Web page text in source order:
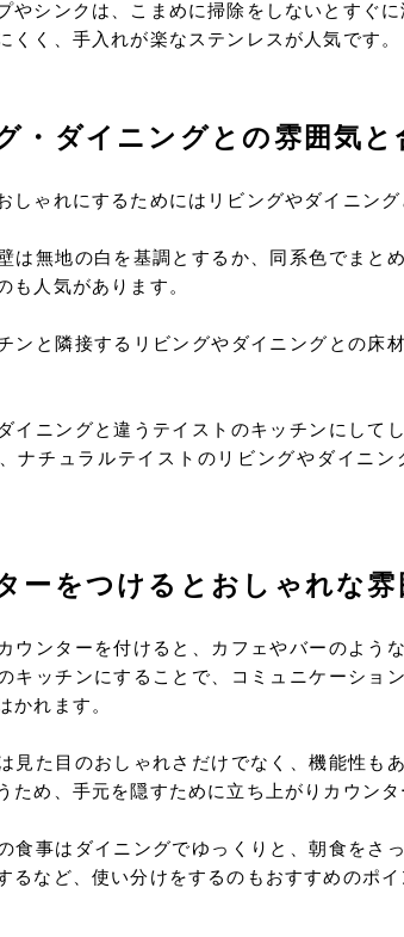
やシンクは、こまめに掃除をしないとすぐ
くく、手入れが楽なステンレスが人気です。
・ダイニングとの雰囲気と
しゃれにするためにはリビングやダイニン
は無地の白を基調とするか、同系色でまと
も人気があります。
ンと隣接するリビングやダイニングとの床
イニングと違うテイストのキッチンにして
ナチュラルテイストのリビングやダイニ
ーをつけるとおしゃれな雰
ウンターを付けると、カフェやバーのよう
キッチンにすることで、コミュニケーショ
かれます。
見た目のおしゃれさだけでなく、機能性も
ため、手元を隠すために立ち上がりカウン
食事はダイニングでゆっくりと、朝食をさ
るなど、使い分けをするのもおすすめのポイ